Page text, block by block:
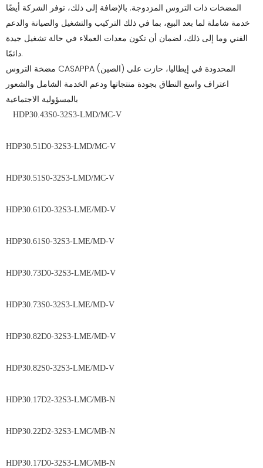
المضخات ذات التروس المزدوجة. بالإضافة إلى ذلك، توفر الشركة أيضًا
خدمة شاملة لما بعد البيع، بما في ذلك التركيب والتشغيل والصيانة والدعم
الفني وما إلى ذلك، لضمان أن تكون معدات العملاء في حالة تشغيل جيدة
دائمًا.
مضخة التروس CASAPPA (الصين) المحدودة في إيطاليا، حازت على
اعتراف واسع النطاق بجودة منتجاتها ودعم الخدمة الشامل والشعور
بالمسؤولية الاجتماعية
HDP30.43S0-32S3-LMD/MC-V
HDP30.51D0-32S3-LMD/MC-V
HDP30.51S0-32S3-LMD/MC-V
HDP30.61D0-32S3-LME/MD-V
HDP30.61S0-32S3-LME/MD-V
HDP30.73D0-32S3-LME/MD-V
HDP30.73S0-32S3-LME/MD-V
HDP30.82D0-32S3-LME/MD-V
HDP30.82S0-32S3-LME/MD-V
HDP30.17D2-32S3-LMC/MB-N
HDP30.22D2-32S3-LMC/MB-N
HDP30.17D0-32S3-LMC/MB-N